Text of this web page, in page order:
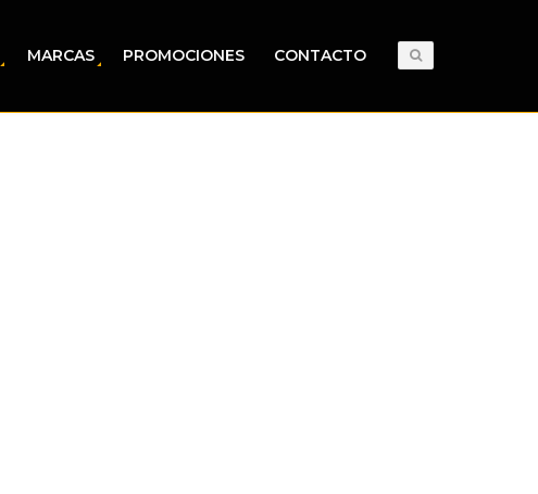
MARCAS PROMOCIONES CONTACTO